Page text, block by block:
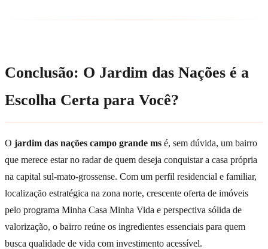
Conclusão: O Jardim das Nações é a
Escolha Certa para Você?
O jardim das nações campo grande ms é, sem dúvida, um bairro
que merece estar no radar de quem deseja conquistar a casa própria
na capital sul-mato-grossense. Com um perfil residencial e familiar,
localização estratégica na zona norte, crescente oferta de imóveis
pelo programa Minha Casa Minha Vida e perspectiva sólida de
valorização, o bairro reúne os ingredientes essenciais para quem
busca qualidade de vida com investimento acessível.